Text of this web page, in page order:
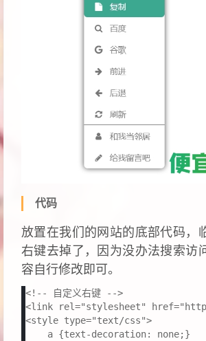
代码
放置在我们的网站的底部代码，
右键去掉了，因为没办法搜索访
容自行修改即可。
<!-- 自定义右键 -->
<link rel="stylesheet"
<style type="text/css">
a {text-decoration: none;}